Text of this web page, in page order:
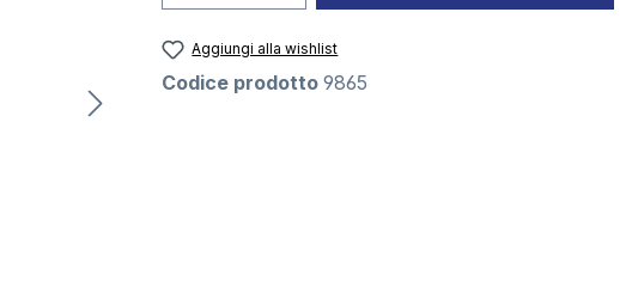
Aggiungi alla wishlist
Codice prodotto9865